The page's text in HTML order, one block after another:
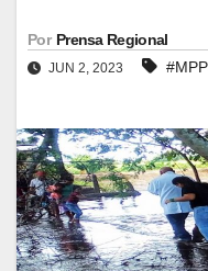
Por Prensa Regional
JUN 2, 2023